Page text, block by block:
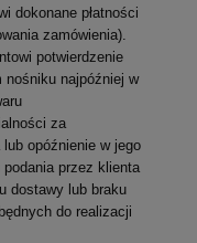
dokonane płatności
zamówienia).
potwierdzenie
nośniku najpóźniej w
za
opóźnienie w jego
podania przez klienta
dostawy lub braku
do realizacji